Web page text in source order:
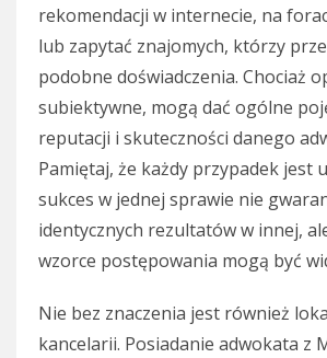
rekomendacji w internecie, na
lub zapytać znajomych, którzy
podobne doświadczenia. Chociaż
subiektywne, mogą dać ogólne
reputacji i skuteczności danego
Pamiętaj, że każdy przypadek jest
sukces w jednej sprawie nie
identycznych rezultatów w innej,
wzorce postępowania mogą być
Nie bez znaczenia jest również
kancelarii. Posiadanie adwokata z